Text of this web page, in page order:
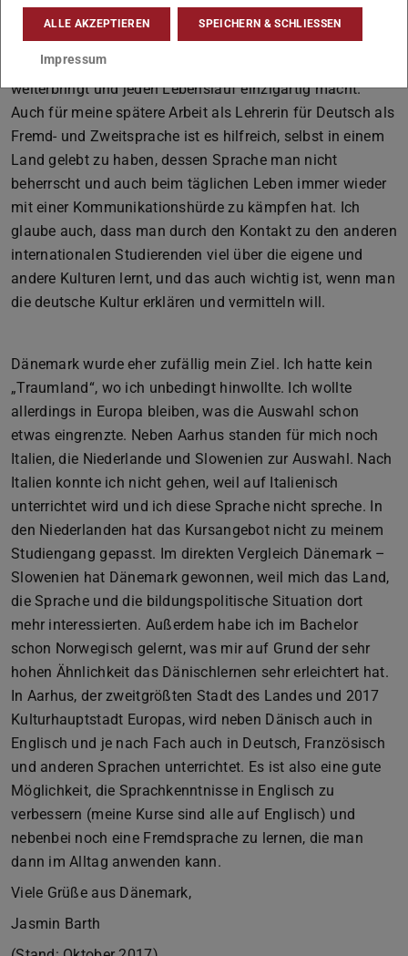
mehr an als nur die Masterthesis.
Ich habe mich für ein Auslandssemester entschieden, weil
es eine unvergessliche Erfahrung ist, die einen persönlich
weiterbringt und jeden Lebenslauf einzigartig macht.
Auch für meine spätere Arbeit als Lehrerin für Deutsch als
Fremd- und Zweitsprache ist es hilfreich, selbst in einem
Land gelebt zu haben, dessen Sprache man nicht
beherrscht und auch beim täglichen Leben immer wieder
mit einer Kommunikationshürde zu kämpfen hat. Ich
glaube auch, dass man durch den Kontakt zu den anderen
internationalen Studierenden viel über die eigene und
andere Kulturen lernt, und das auch wichtig ist, wenn man
die deutsche Kultur erklären und vermitteln will.
Dänemark wurde eher zufällig mein Ziel. Ich hatte kein
„Traumland“, wo ich unbedingt hinwollte. Ich wollte
allerdings in Europa bleiben, was die Auswahl schon
etwas eingrenzte. Neben Aarhus standen für mich noch
Italien, die Niederlande und Slowenien zur Auswahl. Nach
Italien konnte ich nicht gehen, weil auf Italienisch
unterrichtet wird und ich diese Sprache nicht spreche. In
den Niederlanden hat das Kursangebot nicht zu meinem
Studiengang gepasst. Im direkten Vergleich Dänemark –
Slowenien hat Dänemark gewonnen, weil mich das Land,
die Sprache und die bildungspolitische Situation dort
mehr interessierten. Außerdem habe ich im Bachelor
schon Norwegisch gelernt, was mir auf Grund der sehr
hohen Ähnlichkeit das Dänischlernen sehr erleichtert hat.
In Aarhus, der zweitgrößten Stadt des Landes und 2017
Kulturhauptstadt Europas, wird neben Dänisch auch in
Englisch und je nach Fach auch in Deutsch, Französisch
und anderen Sprachen unterrichtet. Es ist also eine gute
Möglichkeit, die Sprachkenntnisse in Englisch zu
verbessern (meine Kurse sind alle auf Englisch) und
nebenbei noch eine Fremdsprache zu lernen, die man
dann im Alltag anwenden kann.
Viele Grüße aus Dänemark,
Jasmin Barth
ALLE AKZEPTIEREN SPEICHERN & SCHLIESSEN
Impressum